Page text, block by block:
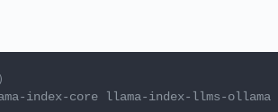
index-core llama-index-llms-ollama